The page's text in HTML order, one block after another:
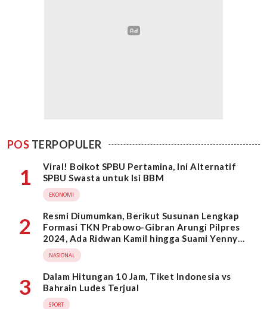
POS TERPOPULER
1
Viral! Boikot SPBU Pertamina, Ini Alternatif
SPBU Swasta untuk Isi BBM
EKONOMI
2
Resmi Diumumkan, Berikut Susunan Lengkap
Formasi TKN Prabowo-Gibran Arungi Pilpres
2024, Ada Ridwan Kamil hingga Suami Yenny
Wahid
NASIONAL
3
Dalam Hitungan 10 Jam, Tiket Indonesia vs
Bahrain Ludes Terjual
SPORT